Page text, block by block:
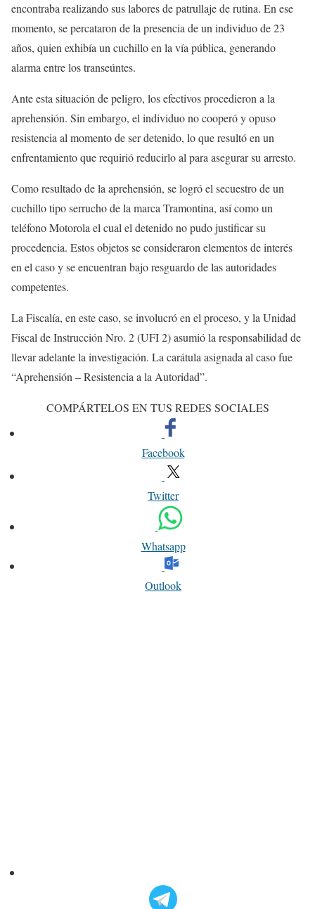
encontraba realizando sus labores de patrullaje de rutina. En ese
momento, se percataron de la presencia de un individuo de 23
años, quien exhibía un cuchillo en la vía pública, generando
alarma entre los transeúntes.
Ante esta situación de peligro, los efectivos procedieron a la
aprehensión. Sin embargo, el individuo no cooperó y opuso
resistencia al momento de ser detenido, lo que resultó en un
enfrentamiento que requirió reducirlo al para asegurar su arresto.
Como resultado de la aprehensión, se logró el secuestro de un
cuchillo tipo serrucho de la marca Tramontina, así como un
teléfono Motorola el cual el detenido no pudo justificar su
procedencia. Estos objetos se consideraron elementos de interés
en el caso y se encuentran bajo resguardo de las autoridades
competentes.
La Fiscalía, en este caso, se involucró en el proceso, y la Unidad
Fiscal de Instrucción Nro. 2 (UFI 2) asumió la responsabilidad de
llevar adelante la investigación. La carátula asignada al caso fue
“Aprehensión – Resistencia a la Autoridad”.
COMPÁRTELOS EN TUS REDES SOCIALES
Facebook
Twitter
Whatsapp
Outlook